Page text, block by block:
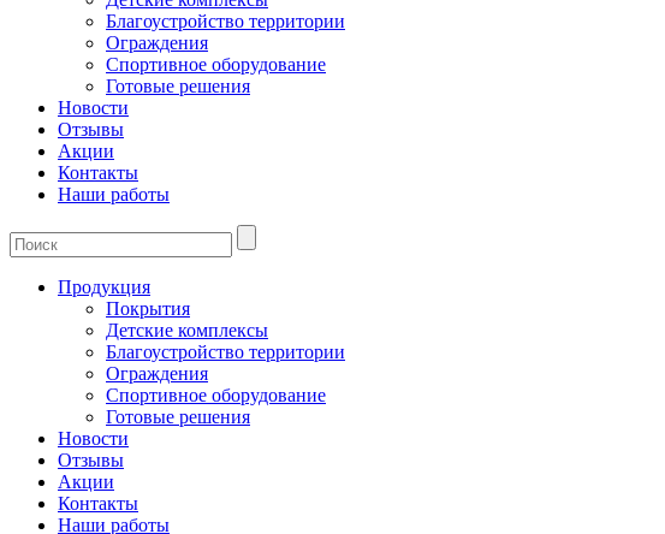
Благоустройство территории
Ограждения
Спортивное оборудование
Готовые решения
Новости
Отзывы
Акции
Контакты
Наши работы
Продукция
Покрытия
Детские комплексы
Благоустройство территории
Ограждения
Спортивное оборудование
Готовые решения
Новости
Отзывы
Акции
Контакты
Наши работы